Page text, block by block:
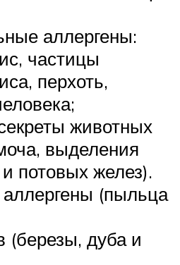
аллергены:
частицы
перхоть,
животных
выделения
потовых желез).
(пыльца
(березы, дуба и